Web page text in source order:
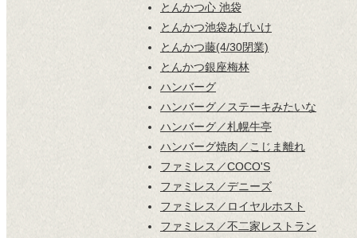
とんかつ心 池袋
とんかつ池袋あげいけ
とんかつ藤(4/30閉業)
とんかつ銀座梅林
ハンバーグ
ハンバーグ／ステーキみたいな
ハンバーグ／札幌牛亭
ハンバーグ焼肉／こじま離れ
ファミレス／COCO'S
ファミレス／デニーズ
ファミレス／ロイヤルホスト
ファミレス／不二家レストラン